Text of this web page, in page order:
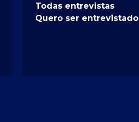
Todas entrevistas
Quero ser entrevistado